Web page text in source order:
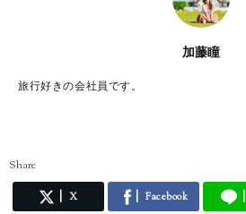
加藤瞳
旅行好きの会社員です。
Share
X Facebook